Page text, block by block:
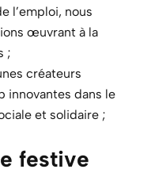
l’emploi, nous
œuvrant à la
;
créateurs
innovantes dans le
et solidaire ;
festive